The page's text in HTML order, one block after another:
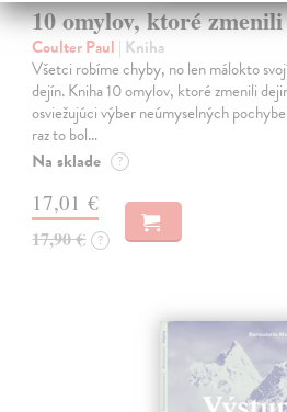
10 omylov, ktoré
Coulter Paul | Kniha
Všetci robíme chyby, no len málokto
dejín. Kniha 10 omylov, ktoré zmenili
osviežujúci výber neúmyselných
raz to bol…
Na sklade ?
17,01 €
17,90 € ?